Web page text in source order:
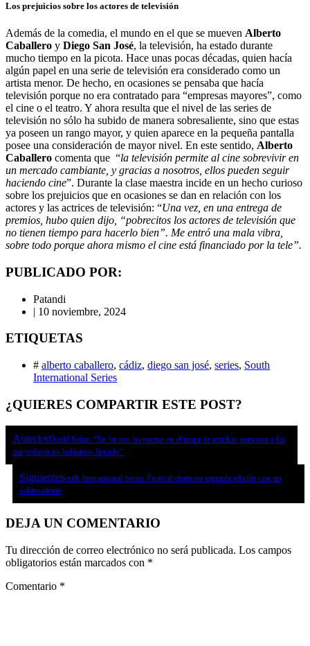
Los prejuicios sobre los actores de televisión
Además de la comedia, el mundo en el que se mueven Alberto
Caballero y Diego San José, la televisión, ha estado durante
mucho tiempo en la picota. Hace unas pocas décadas, quien hacía
algún papel en una serie de televisión era considerado como un
artista menor. De hecho, en ocasiones se pensaba que hacía
televisión porque no era contratado para “empresas mayores”, como
el cine o el teatro. Y ahora resulta que el nivel de las series de
televisión no sólo ha subido de manera sobresaliente, sino que estas
ya poseen un rango mayor, y quien aparece en la pequeña pantalla
posee una consideración de mayor nivel. En este sentido, Alberto
Caballero comenta que “la televisión permite al cine sobrevivir en
un mercado cambiante, y gracias a nosotros, ellos pueden seguir
haciendo cine”. Durante la clase maestra incide en un hecho curioso
sobre los prejuicios que en ocasiones se dan en relación con los
actores y las actrices de televisión: “Una vez, en una entrega de
premios, hubo quien dijo, “pobrecitos los actores de televisión que
no tienen tiempo para hacerlo bien”. Me entró una mala vibra,
sobre todo porque ahora mismo el cine está financiado por la tele”.
PUBLICADO POR:
Patandi
| 10 noviembre, 2024
ETIQUETAS
# alberto caballero, cádiz, diego san josé, series, South
International Series
¿QUIERES COMPARTIR ESTE POST?
AnteriorDavid Sainz: “En fin nos ha puesto en el mapa de muchas personas a las
que todavía no habíamos llegado”
SiguienteSouth International Series Festival cierra su segunda edición con un
sobresaliente
DEJA UN COMENTARIO
Tu dirección de correo electrónico no será publicada. Los campos
obligatorios están marcados con *
Comentario *